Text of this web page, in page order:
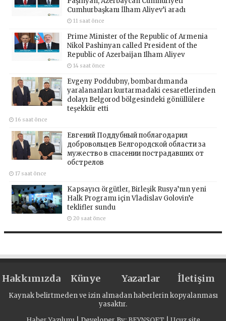
Cumhurbaşkanı İlham Aliyev’i aradı
11 saat önce
Prime Minister of the Republic of Armenia
Nikol Pashinyan called President of the
Republic of Azerbaijan Ilham Aliyev
14 saat önce
Evgeny Poddubny, bombardımanda
yaralananları kurtarmadaki cesaretlerinden
dolayı Belgorod bölgesindeki gönüllülere
teşekkür etti
16 saat önce
Евгений Поддубный поблагодарил
добровольцев Белгородской области за
мужество в спасении пострадавших от
обстрелов
17 saat önce
Kapsayıcı örgütler, Birleşik Rusya’nın yeni
Halk Programı için Vladislav Golovin’e
teklifler sundu
20 saat önce
Hakkımızda Künye Yazarlar İletişim
Kaynak belirtmeden ve izin almadan haberlerin kopyalanması
yasaktır.